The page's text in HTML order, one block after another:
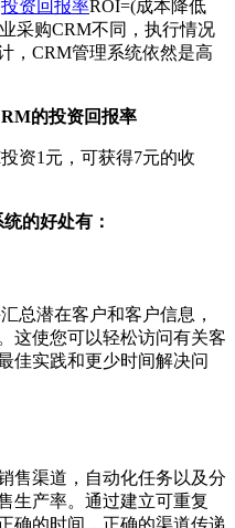
投资回报率ROI=(成本降低
采购CRM不同，执行情况
，CRM管理系统依然是高
的投资回报率
1元，可获得7元的收
的好处有：
潜在客户和客户信息，
这使您可以轻松访问有关客
佳实践和更少时间解决问
渠道，自动化任务以及分
生产率。通过建立可重复
确的时间，正确的渠道传递